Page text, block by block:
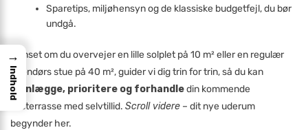
Sparetips, miljøhensyn og de klassiske budgetfejl, du bør
undgå.
Uanset om du overvejer en lille solplet på 10 m² eller en regulær
udendørs stue på 40 m², guider vi dig trin for trin, så du kan
planlægge, prioritere og forhandledin kommende
træterrasse med selvtillid. Scroll videre – dit nye uderum
begynder her.
→
Indhold